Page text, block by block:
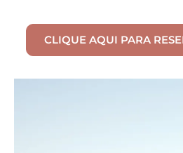
CLIQUE AQUI PARA